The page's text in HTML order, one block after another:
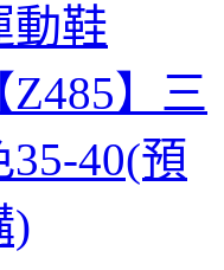
動鞋
Z485】三
35-40(預
)